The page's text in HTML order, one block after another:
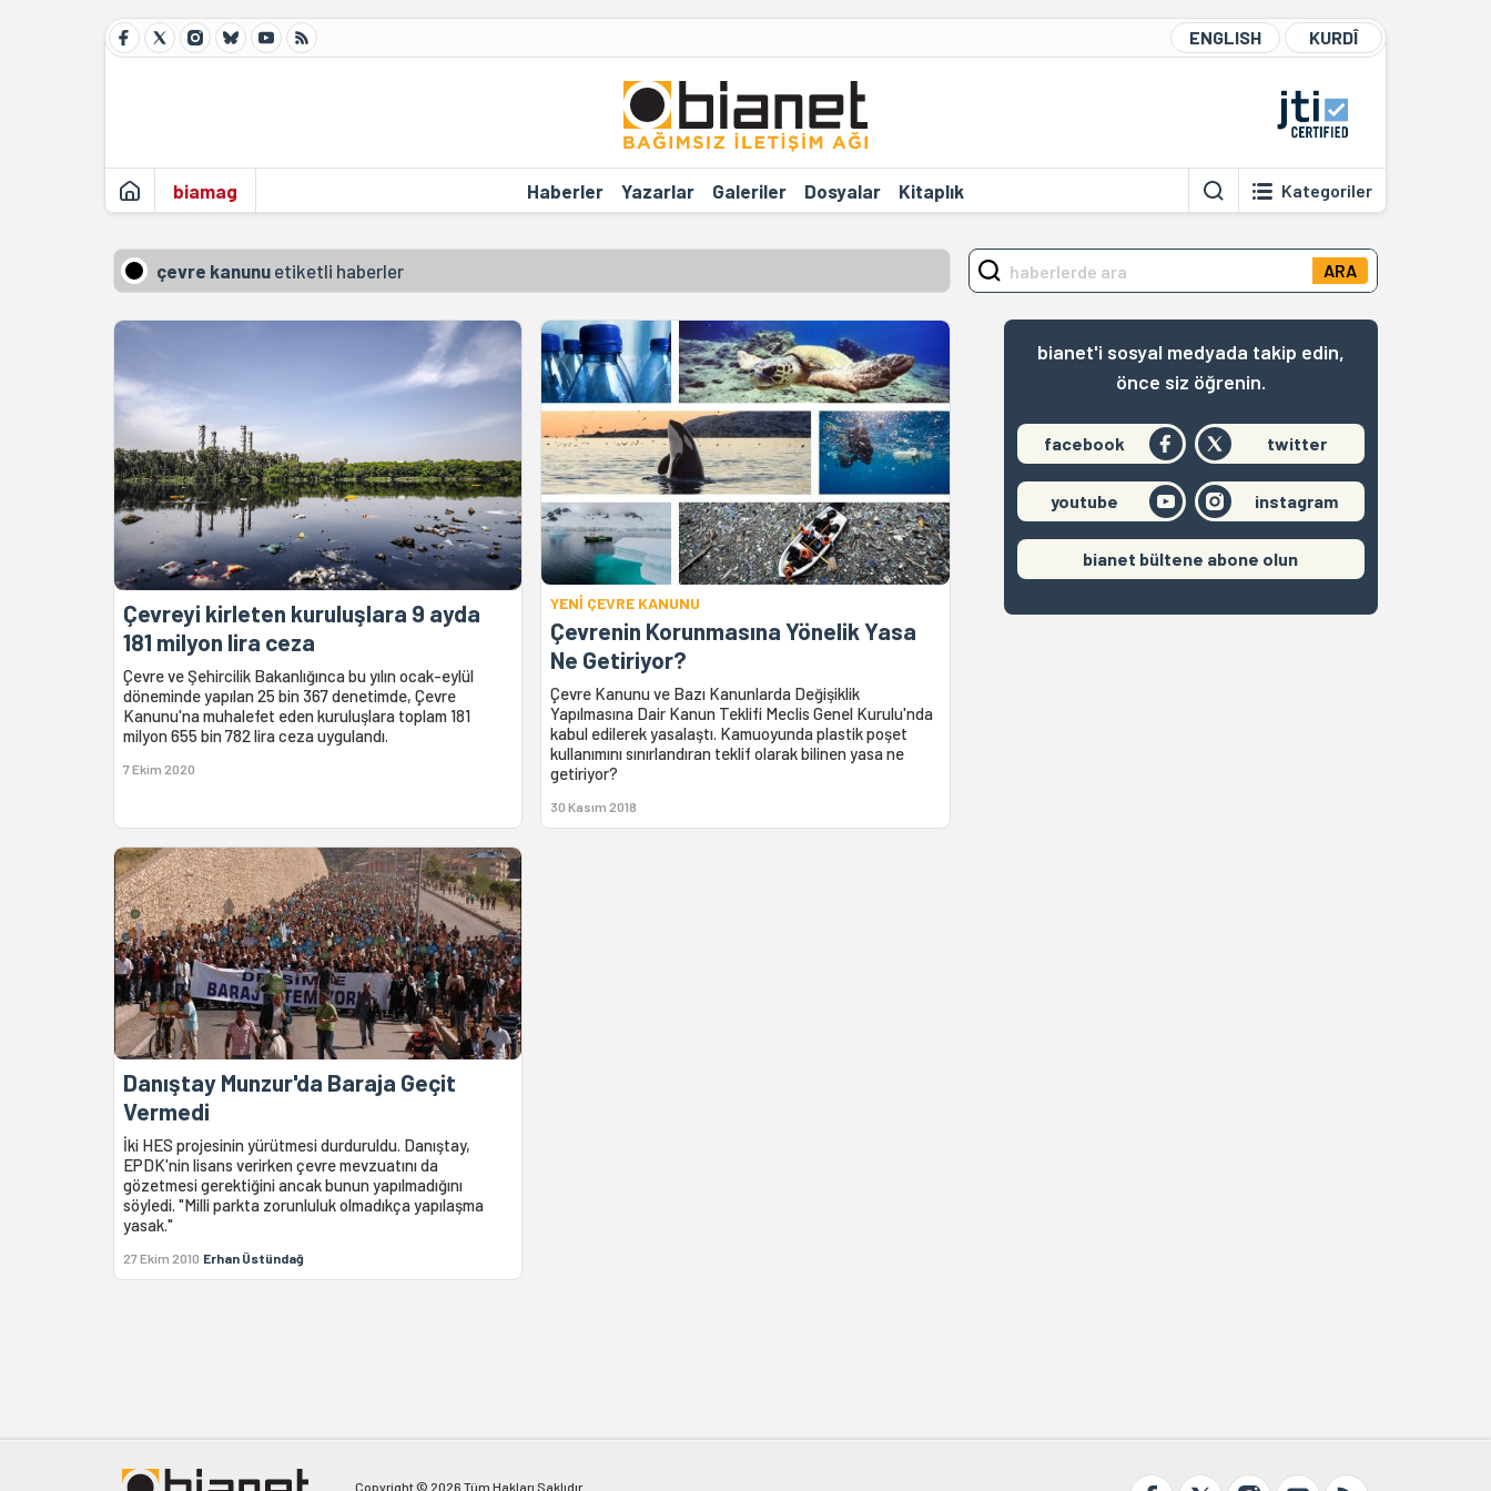
ENGLISH KURDÎ
biamag Haberler Yazarlar Galeriler Dosyalar Kitaplık Kategoriler
çevre kanunu etiketli haberler
Çevreyi kirleten kuruluşlara 9 ayda
181 milyon lira ceza
Çevre ve Şehircilik Bakanlığınca bu yılın ocak-eylül
döneminde yapılan 25 bin 367 denetimde, Çevre
Kanunu'na muhalefet eden kuruluşlara toplam 181
milyon 655 bin 782 lira ceza uygulandı.
7 Ekim 2020
YENİ ÇEVRE KANUNU
Çevrenin Korunmasına Yönelik Yasa
Ne Getiriyor?
Çevre Kanunu ve Bazı Kanunlarda Değişiklik
Yapılmasına Dair Kanun Teklifi Meclis Genel Kurulu'nda
kabul edilerek yasalaştı. Kamuoyunda plastik poşet
kullanımını sınırlandıran teklif olarak bilinen yasa ne
getiriyor?
30 Kasım 2018
Danıştay Munzur'da Baraja Geçit
Vermedi
İki HES projesinin yürütmesi durduruldu. Danıştay,
EPDK'nin lisans verirken çevre mevzuatını da
gözetmesi gerektiğini ancak bunun yapılmadığını
söyledi. "Milli parkta zorunluluk olmadıkça yapılaşma
yasak."
27 Ekim 2010 Erhan Üstündağ
ARA
bianet'i sosyal medyada takip edin,
önce siz öğrenin.
facebook twitter
youtube instagram
bianet bültene abone olun
Copyright © 2026 Tüm Hakları Saklıdır